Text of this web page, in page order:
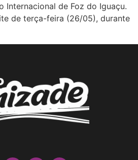
Internacional de Foz do Iguaçu.
de terça-feira (26/05), durante